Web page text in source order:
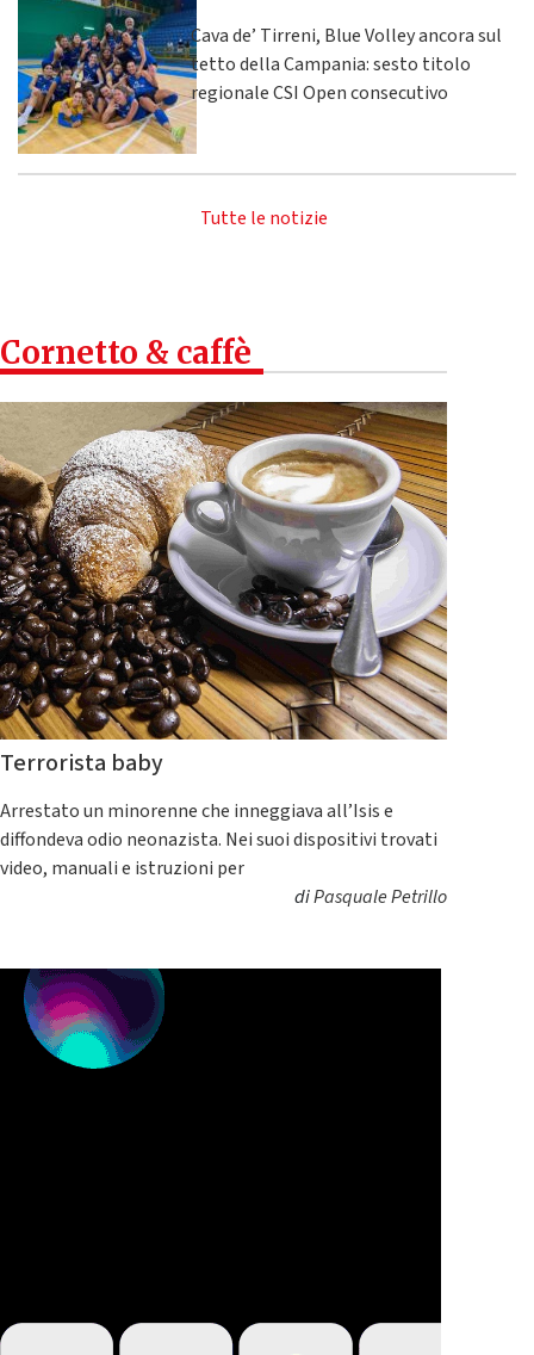
Cava de’ Tirreni, Blue Volley ancora sul
tetto della Campania: sesto titolo
regionale CSI Open consecutivo
Tutte le notizie
Cornetto & caffè
Terrorista baby
Arrestato un minorenne che inneggiava all’Isis e
diffondeva odio neonazista. Nei suoi dispositivi trovati
video, manuali e istruzioni per
diPasquale Petrillo